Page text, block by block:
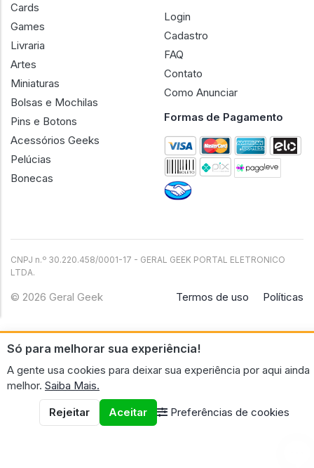
Só para melhorar sua experiência!
A gente usa cookies para deixar sua experiência por aqui ainda
melhor. Saiba Mais.
Rejeitar
Aceitar Preferências de cookies
Cards
Games
Livraria
Artes
Miniaturas
Bolsas e Mochilas
Pins e Botons
Acessórios Geeks
Pelúcias
Bonecas
Login
Cadastro
FAQ
Contato
Como Anunciar
Formas de Pagamento
CNPJ n.º 30.220.458/0001-17 - GERAL GEEK PORTAL ELETRONICO
LTDA.
© 2026 Geral Geek Termos de uso Políticas